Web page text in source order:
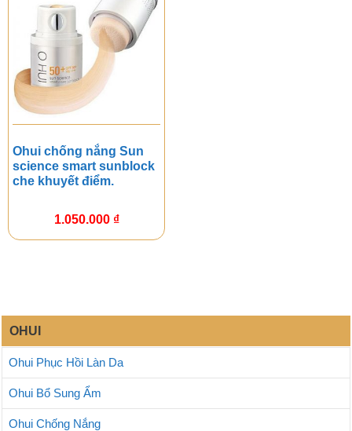
Ohui chống nắng Sun
science smart sunblock
che khuyết điểm.
1.050.000 ₫
OHUI
Ohui Phục Hồi Làn Da
Ohui Bổ Sung Ẩm
Ohui Chống Nắng